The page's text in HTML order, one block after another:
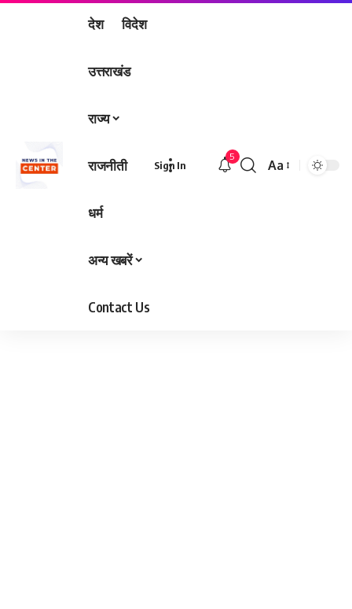
देश विदेश
उत्तराखंड
राज्य
राजनीती
धर्म
अन्य खबरें
Contact Us
Sign In
5
Font
Aa